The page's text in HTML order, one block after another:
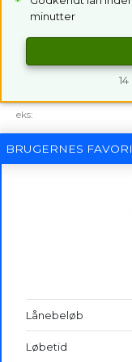
minutter
eks:
BRUGERNES
Lånebeløb
Løbetid